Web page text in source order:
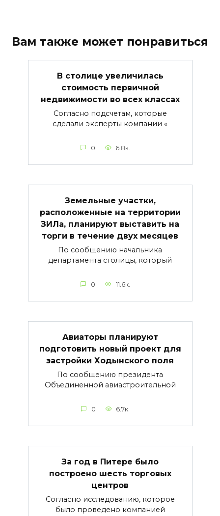
Вам также может понравиться
В столице увеличилась
стоимость первичной
недвижимости во всех классах
Согласно подсчетам, которые
сделали эксперты компании «
0 6.8к.
Земельные участки,
расположенные на территории
ЗИЛа, планируют выставить на
торги в течение двух месяцев
По сообщению начальника
департамента столицы, который
0 11.6к.
Авиаторы планируют
подготовить новый проект для
застройки Ходынского поля
По сообщению президента
Объединенной авиастроительной
0 6.7к.
За год в Питере было
построено шесть торговых
центров
Согласно исследованию, которое
было проведено компанией